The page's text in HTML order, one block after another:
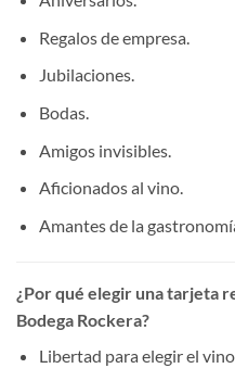
Regalos de empresa.
Jubilaciones.
Bodas.
Amigos invisibles.
Aficionados al vino.
Amantes de la
¿Por qué elegir una tarjeta
Bodega Rockera?
Libertad para elegir el